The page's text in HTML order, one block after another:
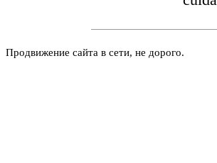
Продвижение сайта в сети, не дорого.